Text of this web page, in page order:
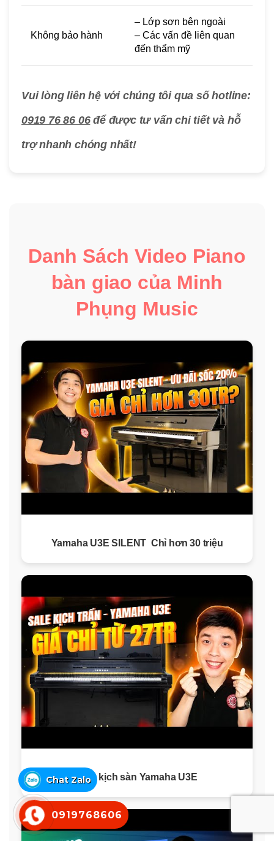
Không bảo hành
– Lớp sơn bên ngoài
– Các vấn đề liên quan
đến thẩm mỹ
Vui lòng liên hệ với chúng tôi qua số hotline:
0919 76 86 06để được tư vấn chi tiết và hỗ
trợ nhanh chóng nhất!
Danh Sách Video Piano
bàn giao của Minh
Phụng Music
Yamaha U3E SILENT Chỉ hơn 30 triệu
Sale kịch sàn Yamaha U3E
0919768606
Chat Zalo